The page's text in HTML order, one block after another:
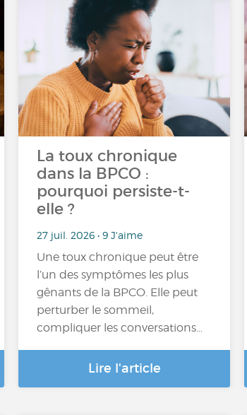
La toux chronique
dans la BPCO :
pourquoi persiste-t-
elle ?
27 juil. 2026 • 9 J'aime
Une toux chronique peut être
l’un des symptômes les plus
gênants de la BPCO. Elle peut
perturber le sommeil,
compliquer les conversations…
Lire l'article